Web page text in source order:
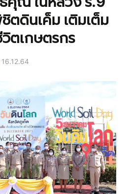
ตดินเค็ม เติมเต็ม
ตเกษตรกร
16.12.64